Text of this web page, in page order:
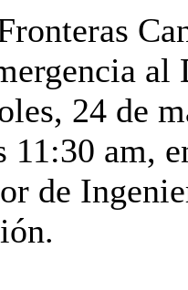
al
24 de
11:30 am,
de